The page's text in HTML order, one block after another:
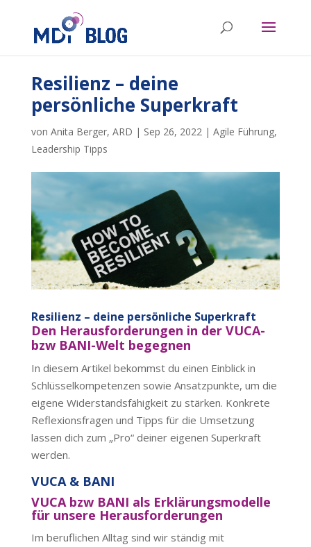
Resilienz – deine
persönliche Superkraft
von Anita Berger, ARD | Sep 26, 2022| Agile Führung,
Leadership Tipps
Resilienz – deine persönliche Superkraft
Den Herausforderungen in der VUCA-
bzw BANI-Welt begegnen
In diesem Artikel bekommst du einen Einblick in
Schlüsselkompetenzen sowie Ansatzpunkte, um die
eigene Widerstandsfähigkeit zu stärken. Konkrete
Reflexionsfragen und Tipps für die Umsetzung
lassen dich zum „Pro“ deiner eigenen Superkraft
werden.
VUCA & BANI
VUCA bzw BANI als Erklärungsmodelle
für unsere Herausforderungen
Im beruflichen Alltag sind wir ständig mit